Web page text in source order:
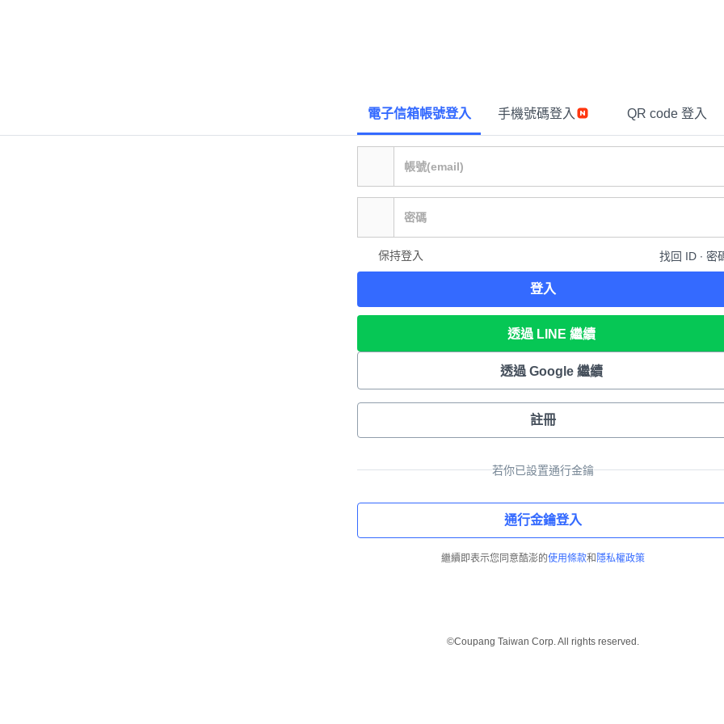
電子信箱帳號登入 手機號碼登入 QR code 登入
保持登入 找回 ID ∙ 密
登入
透過 LINE 繼續
透過 Google 繼續
註冊
若你已設置通行金鑰
通行金鑰登入
繼續即表示您同意酷澎的使用條款和 隱私權政策
©Coupang Taiwan Corp. All rights reserved.